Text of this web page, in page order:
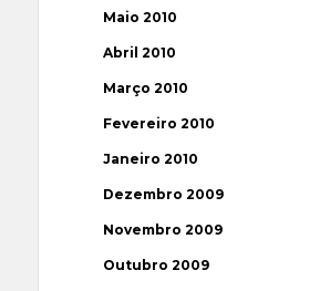
Maio 2010
Abril 2010
Março 2010
Fevereiro 2010
Janeiro 2010
Dezembro 2009
Novembro 2009
Outubro 2009